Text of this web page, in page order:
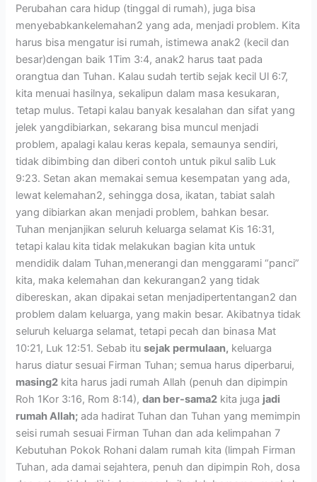
Perubahan cara hidup (tinggal di rumah), juga bisa
menyebabkankelemahan2 yang ada, menjadi problem. Kita
harus bisa mengatur isi rumah, istimewa anak2 (kecil dan
besar)dengan baik 1Tim 3:4, anak2 harus taat pada
orangtua dan Tuhan. Kalau sudah tertib sejak kecil Ul 6:7,
kita menuai hasilnya, sekalipun dalam masa kesukaran,
tetap mulus. Tetapi kalau banyak kesalahan dan sifat yang
jelek yangdibiarkan, sekarang bisa muncul menjadi
problem, apalagi kalau keras kepala, semaunya sendiri,
tidak dibimbing dan diberi contoh untuk pikul salib Luk
9:23. Setan akan memakai semua kesempatan yang ada,
lewat kelemahan2, sehingga dosa, ikatan, tabiat salah
yang dibiarkan akan menjadi problem, bahkan besar.
Tuhan menjanjikan seluruh keluarga selamat Kis 16:31,
tetapi kalau kita tidak melakukan bagian kita untuk
mendidik dalam Tuhan,menerangi dan menggarami “panci”
kita, maka kelemahan dan kekurangan2 yang tidak
dibereskan, akan dipakai setan menjadipertentangan2 dan
problem dalam keluarga, yang makin besar. Akibatnya tidak
seluruh keluarga selamat, tetapi pecah dan binasa Mat
10:21, Luk 12:51. Sebab itusejak permulaan, keluarga
harus diatur sesuai Firman Tuhan; semua harus diperbarui,
masing2 kita harus jadi rumah Allah (penuh dan dipimpin
Roh 1Kor 3:16, Rom 8:14),dan ber-sama2 kita juga jadi
rumah Allah; ada hadirat Tuhan dan Tuhan yang memimpin
seisi rumah sesuai Firman Tuhan dan ada kelimpahan 7
Kebutuhan Pokok Rohani dalam rumah kita (limpah Firman
Tuhan, ada damai sejahtera, penuh dan dipimpin Roh, dosa